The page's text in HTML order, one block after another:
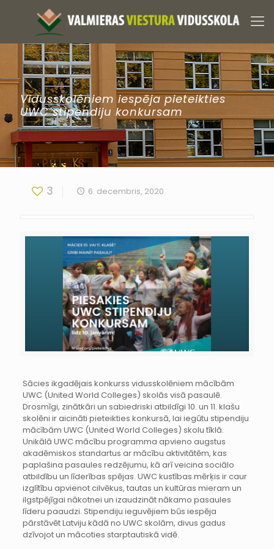
Vidusskolēniem iespēja pieteikties
UWC stipendiju konkursam
3 6. decembris, 2020
Sācies ikgadējais konkurss vidusskolēniem mācībām
UWC (United World Colleges) skolās visā pasaulē.
Drosmīgi, zinātkāri un sabiedriski atbildīgi 10. un 11. klašu
skolēni ir aicināti pieteikties konkursā, lai iegūtu stipendiju
mācībām UWC (United World Colleges) skolu tīklā.
Unikālā UWC mācību programma apvieno augstus
akadēmiskos standartus ar mācību aktivitātēm, kas
paplašina pasaules redzējumu, kā arī veicina sociālo
atbildību un līderības spējas. UWC kustības mērķis ir caur
izglītību apvienot cilvēkus, tautas un kultūras mieram un
ilgstpējīgai nākotnei un izaudzināt nākamo pasaules
līderu paaudzi. Stipendiju ieguvējiem būs iespēja
pārstāvēt Latviju kādā no UWC skolām, divus gadus
dzīvojot un mācoties starptautiskā vidē.